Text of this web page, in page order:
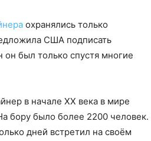
охранялись только
США подписать
был только спустя многие
в начале ХХ века в мире
бору было более 2200 человек.
дней встретил на своём